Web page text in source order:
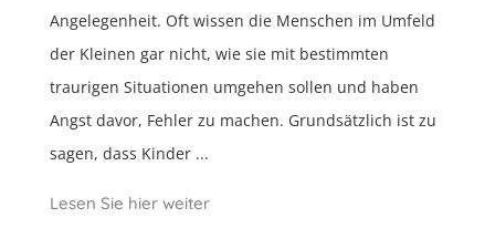
Angelegenheit. Oft wissen die Menschen im Umfeld
der Kleinen gar nicht, wie sie mit bestimmten
traurigen Situationen umgehen sollen und haben
Angst davor, Fehler zu machen. Grundsätzlich ist zu
sagen, dass Kinder ...
Lesen Sie hier weiter